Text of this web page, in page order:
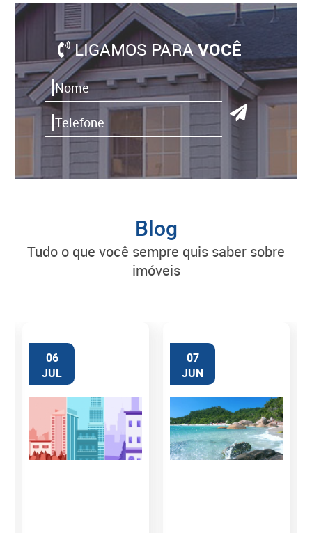
LIGAMOS PARAVOCÊ
Blog
tudo o que você sempre quis saber sobre
imóveis
06
JUL
07
JUN